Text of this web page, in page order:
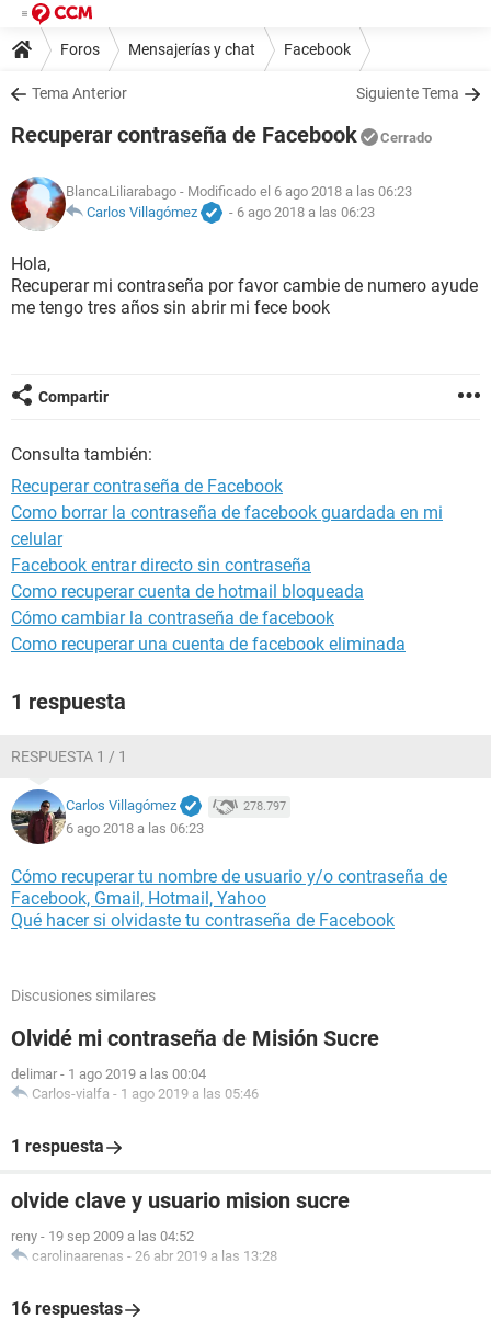
Foros Mensajerías y chat Facebook
Tema Anterior Siguiente Tema
Recuperar contraseña de Facebook Cerrado
BlancaLiliarabago - Modificado el 6 ago 2018 a las 06:23
Carlos Villagómez
- 6 ago 2018 a las 06:23
Hola,
Recuperar mi contraseña por favor cambie de numero ayude
me tengo tres años sin abrir mi fece book
Compartir
Consulta también:
Recuperar contraseña de Facebook
Como borrar la contraseña de facebook guardada en mi
celular
Facebook entrar directo sin contraseña
Como recuperar cuenta de hotmail bloqueada
Cómo cambiar la contraseña de facebook
Como recuperar una cuenta de facebook eliminada
1 respuesta
RESPUESTA 1 / 1
Carlos Villagómez 278.797
6 ago 2018 a las 06:23
Cómo recuperar tu nombre de usuario y/o contraseña de
Facebook, Gmail, Hotmail, Yahoo
Qué hacer si olvidaste tu contraseña de Facebook
Discusiones similares
Olvidé mi contraseña de Misión Sucre
delimar - 1 ago 2019 a las 00:04
Carlos-vialfa - 1 ago 2019 a las 05:46
1 respuesta
olvide clave y usuario mision sucre
reny - 19 sep 2009 a las 04:52
carolinaarenas - 26 abr 2019 a las 13:28
16 respuestas